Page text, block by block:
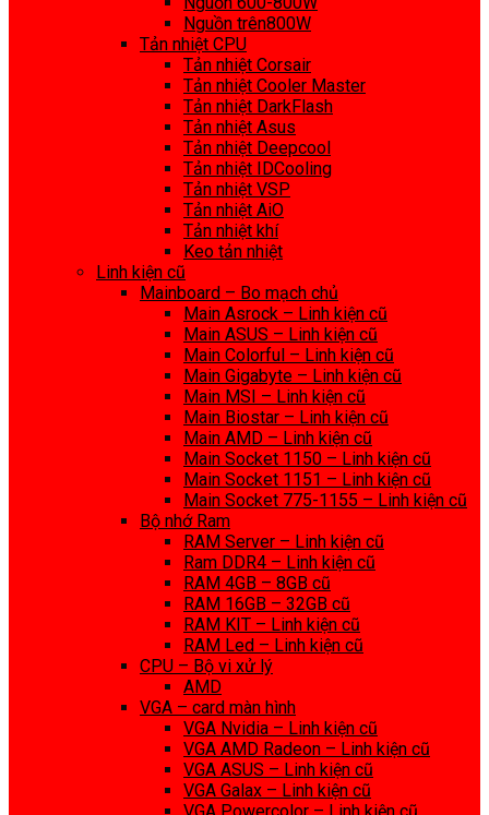
Nguồn trên800W
Tản nhiệt CPU
Tản nhiệt Corsair
Tản nhiệt Cooler Master
Tản nhiệt DarkFlash
Tản nhiệt Asus
Tản nhiệt Deepcool
Tản nhiệt IDCooling
Tản nhiệt VSP
Tản nhiệt AiO
Tản nhiệt khí
Keo tản nhiệt
Linh kiện cũ
Mainboard – Bo mạch chủ
Main Asrock – Linh kiện cũ
Main ASUS – Linh kiện cũ
Main Colorful – Linh kiện cũ
Main Gigabyte – Linh kiện cũ
Main MSI – Linh kiện cũ
Main Biostar – Linh kiện cũ
Main AMD – Linh kiện cũ
Main Socket 1150 – Linh kiện cũ
Main Socket 1151 – Linh kiện cũ
Main Socket 775-1155 – Linh kiện cũ
Bộ nhớ Ram
RAM Server – Linh kiện cũ
Ram DDR4 – Linh kiện cũ
RAM 4GB – 8GB cũ
RAM 16GB – 32GB cũ
RAM KIT – Linh kiện cũ
RAM Led – Linh kiện cũ
CPU – Bộ vi xử lý
AMD
VGA – card màn hình
VGA Nvidia – Linh kiện cũ
VGA AMD Radeon – Linh kiện cũ
VGA ASUS – Linh kiện cũ
VGA Galax – Linh kiện cũ